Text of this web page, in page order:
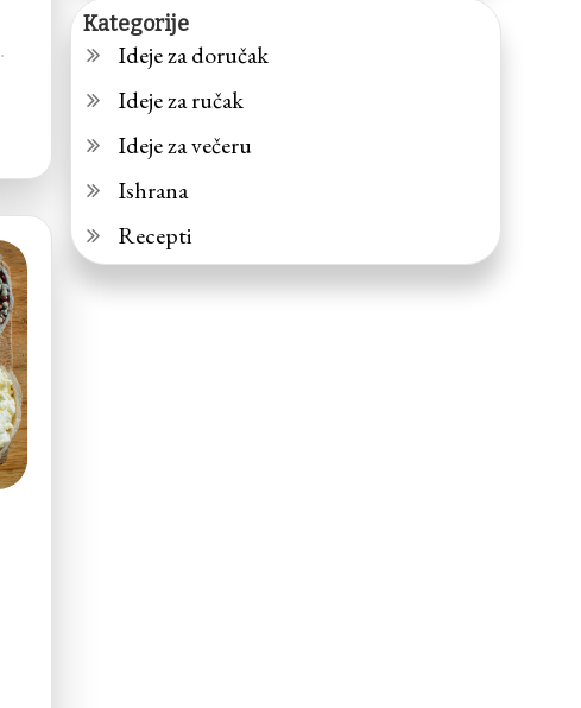
Kategorije
Ideje za doručak
Ideje za ručak
Ideje za večeru
Ishrana
Recepti